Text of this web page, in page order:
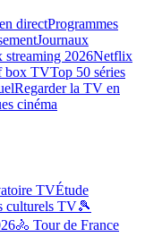
directProgrammes
Journaux
streaming 2026Netflix
box TVTop 50 séries
Regarder la TV en
cinéma
TVÉtude
culturels TV🎾
🚴 Tour de France